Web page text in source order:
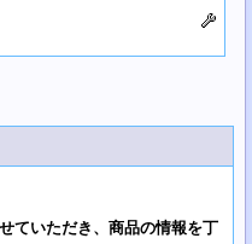
ていただき、商品の情報を丁